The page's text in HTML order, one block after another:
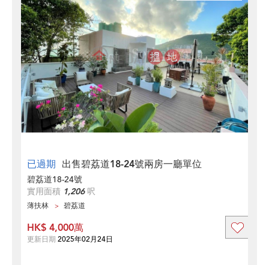
已過期 出售碧荔道18-24號兩房一廳單位
碧荔道18-24號
實用面積 1,206呎
薄扶林 碧荔道
HK$ 4,000萬
更新日期 2025年02月24日